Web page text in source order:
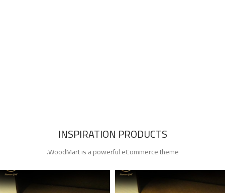
INSPIRATION PRODUCTS
WoodMart is a powerful eCommerce theme.